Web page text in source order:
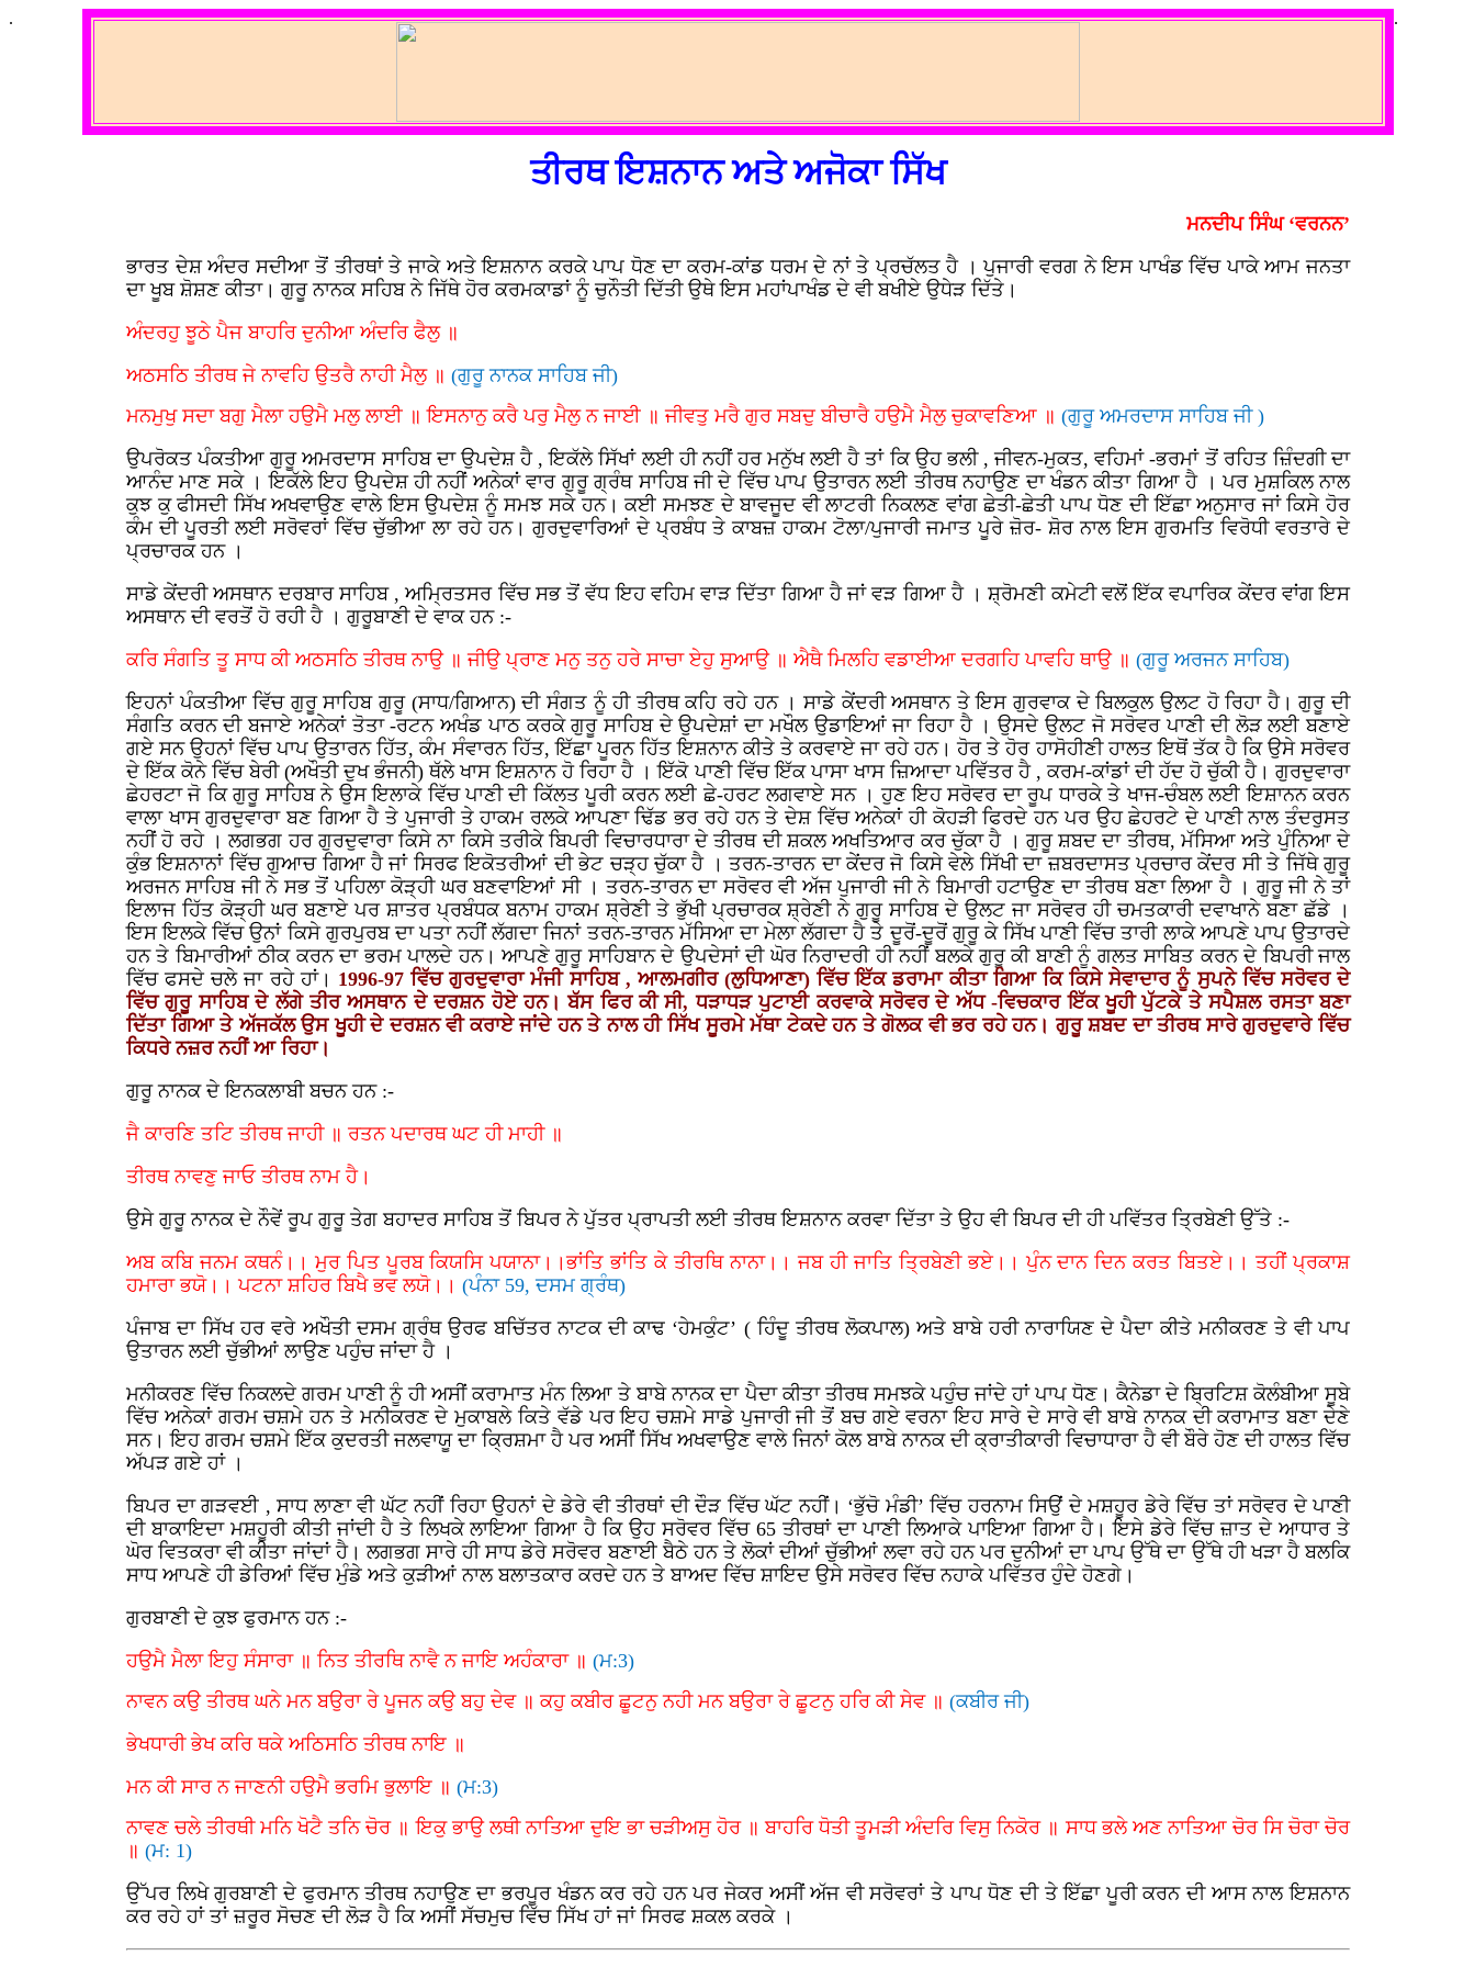
.
ਤੀਰਥ ਇਸ਼ਨਾਨ ਅਤੇ ਅਜੋਕਾ ਸਿੱਖ
ਮਨਦੀਪ ਸਿੰਘ ‘ਵਰਨਨ’
ਭਾਰਤ ਦੇਸ਼ ਅੰਦਰ ਸਦੀਆ ਤੋਂ ਤੀਰਥਾਂ ਤੇ ਜਾਕੇ ਅਤੇ ਇਸ਼ਨਾਨ ਕਰਕੇ ਪਾਪ ਧੋਣ ਦਾ ਕਰਮ-ਕਾਂਡ ਧਰਮ ਦੇ ਨਾਂ ਤੇ ਪ੍ਰਚੱਲਤ ਹੈ । ਪੁਜਾਰੀ ਵਰਗ ਨੇ ਇਸ ਪਾਖੰਡ ਵਿੱਚ ਪਾਕੇ ਆਮ ਜਨਤਾ
ਦਾ ਖੂਬ ਸ਼ੋਸ਼ਣ ਕੀਤਾ। ਗੁਰੂ ਨਾਨਕ ਸਹਿਬ ਨੇ ਜਿੱਥੇ ਹੋਰ ਕਰਮਕਾਡਾਂ ਨੂੰ ਚੁਨੌਤੀ ਦਿੱਤੀ ਉਥੇ ਇਸ ਮਹਾਂਪਾਖੰਡ ਦੇ ਵੀ ਬਖੀਏ ਉਧੇੜ ਦਿੱਤੇ।
ਅੰਦਰਹੁ ਝੂਠੇ ਪੈਜ ਬਾਹਰਿ ਦੁਨੀਆ ਅੰਦਰਿ ਫੈਲੁ ॥
ਅਠਸਠਿ ਤੀਰਥ ਜੇ ਨਾਵਹਿ ਉਤਰੈ ਨਾਹੀ ਮੈਲੁ ॥ (ਗੁਰੂ ਨਾਨਕ ਸਾਹਿਬ ਜੀ)
ਮਨਮੁਖੁ ਸਦਾ ਬਗੁ ਮੈਲਾ ਹਉਮੈ ਮਲੁ ਲਾਈ ॥ ਇਸਨਾਨੁ ਕਰੈ ਪਰੁ ਮੈਲੁ ਨ ਜਾਈ ॥ ਜੀਵਤੁ ਮਰੈ ਗੁਰ ਸਬਦੁ ਬੀਚਾਰੈ ਹਉਮੈ ਮੈਲੁ ਚੁਕਾਵਣਿਆ ॥ (ਗੁਰੂ ਅਮਰਦਾਸ ਸਾਹਿਬ ਜੀ )
ਉਪਰੋਕਤ ਪੰਕਤੀਆ ਗੁਰੂ ਅਮਰਦਾਸ ਸਾਹਿਬ ਦਾ ਉਪਦੇਸ਼ ਹੈ , ਇਕੱਲੇ ਸਿੱਖਾਂ ਲਈ ਹੀ ਨਹੀਂ ਹਰ ਮਨੁੱਖ ਲਈ ਹੈ ਤਾਂ ਕਿ ਉਹ ਭਲੀ , ਜੀਵਨ-ਮੁਕਤ, ਵਹਿਮਾਂ -ਭਰਮਾਂ ਤੋਂ ਰਹਿਤ ਜ਼ਿੰਦਗੀ ਦਾ
ਆਨੰਦ ਮਾਣ ਸਕੇ । ਇਕੱਲੇ ਇਹ ਉਪਦੇਸ਼ ਹੀ ਨਹੀਂ ਅਨੇਕਾਂ ਵਾਰ ਗੁਰੂ ਗ੍ਰੰਥ ਸਾਹਿਬ ਜੀ ਦੇ ਵਿੱਚ ਪਾਪ ਉਤਾਰਨ ਲਈ ਤੀਰਥ ਨਹਾਉਣ ਦਾ ਖੰਡਨ ਕੀਤਾ ਗਿਆ ਹੈ । ਪਰ ਮੁਸ਼ਕਿਲ ਨਾਲ
ਕੁਝ ਕੁ ਫੀਸਦੀ ਸਿੱਖ ਅਖਵਾਉਣ ਵਾਲੇ ਇਸ ਉਪਦੇਸ਼ ਨੂੰ ਸਮਝ ਸਕੇ ਹਨ। ਕਈ ਸਮਝਣ ਦੇ ਬਾਵਜੂਦ ਵੀ ਲਾਟਰੀ ਨਿਕਲਣ ਵਾਂਗ ਛੇਤੀ-ਛੇਤੀ ਪਾਪ ਧੋਣ ਦੀ ਇੱਛਾ ਅਨੁਸਾਰ ਜਾਂ ਕਿਸੇ ਹੋਰ
ਕੰਮ ਦੀ ਪੂਰਤੀ ਲਈ ਸਰੋਵਰਾਂ ਵਿੱਚ ਚੁੱਭੀਆ ਲਾ ਰਹੇ ਹਨ। ਗੁਰਦੁਵਾਰਿਆਂ ਦੇ ਪ੍ਰਬੰਧ ਤੇ ਕਾਬਜ਼ ਹਾਕਮ ਟੋਲਾ/ਪੁਜਾਰੀ ਜਮਾਤ ਪੂਰੇ ਜ਼ੋਰ- ਸ਼ੋਰ ਨਾਲ ਇਸ ਗੁਰਮਤਿ ਵਿਰੋਧੀ ਵਰਤਾਰੇ ਦੇ
ਪ੍ਰਚਾਰਕ ਹਨ ।
ਸਾਡੇ ਕੇਂਦਰੀ ਅਸਥਾਨ ਦਰਬਾਰ ਸਾਹਿਬ , ਅਮ੍ਰਿਤਸਰ ਵਿੱਚ ਸਭ ਤੋਂ ਵੱਧ ਇਹ ਵਹਿਮ ਵਾੜ ਦਿੱਤਾ ਗਿਆ ਹੈ ਜਾਂ ਵੜ ਗਿਆ ਹੈ । ਸ਼੍ਰੋਮਣੀ ਕਮੇਟੀ ਵਲੋਂ ਇੱਕ ਵਪਾਰਿਕ ਕੇਂਦਰ ਵਾਂਗ ਇਸ
ਅਸਥਾਨ ਦੀ ਵਰਤੋਂ ਹੋ ਰਹੀ ਹੈ । ਗੁਰੂਬਾਣੀ ਦੇ ਵਾਕ ਹਨ :-
ਕਰਿ ਸੰਗਤਿ ਤੂ ਸਾਧ ਕੀ ਅਠਸਠਿ ਤੀਰਥ ਨਾਉ ॥ ਜੀਉ ਪ੍ਰਾਣ ਮਨੁ ਤਨੁ ਹਰੇ ਸਾਚਾ ਏਹੁ ਸੁਆਉ ॥ ਐਥੈ ਮਿਲਹਿ ਵਡਾਈਆ ਦਰਗਹਿ ਪਾਵਹਿ ਥਾਉ ॥ (ਗੁਰੂ ਅਰਜਨ ਸਾਹਿਬ)
ਇਹਨਾਂ ਪੰਕਤੀਆ ਵਿੱਚ ਗੁਰੂ ਸਾਹਿਬ ਗੁਰੂ (ਸਾਧ/ਗਿਆਨ) ਦੀ ਸੰਗਤ ਨੂੰ ਹੀ ਤੀਰਥ ਕਹਿ ਰਹੇ ਹਨ । ਸਾਡੇ ਕੇਂਦਰੀ ਅਸਥਾਨ ਤੇ ਇਸ ਗੁਰਵਾਕ ਦੇ ਬਿਲਕੁਲ ਉਲਟ ਹੋ ਰਿਹਾ ਹੈ। ਗੁਰੂ ਦੀ
ਸੰਗਤਿ ਕਰਨ ਦੀ ਬਜਾਏ ਅਨੇਕਾਂ ਤੋਤਾ -ਰਟਨ ਅਖੰਡ ਪਾਠ ਕਰਕੇ ਗੁਰੂ ਸਾਹਿਬ ਦੇ ਉਪਦੇਸ਼ਾਂ ਦਾ ਮਖੌਲ ਉਡਾਇਆਂ ਜਾ ਰਿਹਾ ਹੈ । ਉਸਦੇ ਉਲਟ ਜੋ ਸਰੋਵਰ ਪਾਣੀ ਦੀ ਲੋੜ ਲਈ ਬਣਾਏ
ਗਏ ਸਨ ਉਹਨਾਂ ਵਿੱਚ ਪਾਪ ਉਤਾਰਨ ਹਿੱਤ, ਕੰਮ ਸੰਵਾਰਨ ਹਿੱਤ, ਇੱਛਾ ਪੂਰਨ ਹਿੱਤ ਇਸ਼ਨਾਨ ਕੀਤੇ ਤੇ ਕਰਵਾਏ ਜਾ ਰਹੇ ਹਨ। ਹੋਰ ਤੇ ਹੋਰ ਹਾਸੋਹੀਣੀ ਹਾਲਤ ਇਥੋਂ ਤੱਕ ਹੈ ਕਿ ਉਸੇ ਸਰੋਵਰ
ਦੇ ਇੱਕ ਕੋਨੇ ਵਿੱਚ ਬੇਰੀ (ਅਖੌਤੀ ਦੁਖ ਭੰਜਨੀ) ਥੱਲੇ ਖਾਸ ਇਸ਼ਨਾਨ ਹੋ ਰਿਹਾ ਹੈ । ਇੱਕੋ ਪਾਣੀ ਵਿੱਚ ਇੱਕ ਪਾਸਾ ਖਾਸ ਜ਼ਿਆਦਾ ਪਵਿੱਤਰ ਹੈ , ਕਰਮ-ਕਾਂਡਾਂ ਦੀ ਹੱਦ ਹੋ ਚੁੱਕੀ ਹੈ। ਗੁਰਦੁਵਾਰਾ
ਛੇਹਰਟਾ ਜੋ ਕਿ ਗੁਰੂ ਸਾਹਿਬ ਨੇ ਉਸ ਇਲਾਕੇ ਵਿੱਚ ਪਾਣੀ ਦੀ ਕਿੱਲਤ ਪੂਰੀ ਕਰਨ ਲਈ ਛੇ-ਹਰਟ ਲਗਵਾਏ ਸਨ । ਹੁਣ ਇਹ ਸਰੋਵਰ ਦਾ ਰੂਪ ਧਾਰਕੇ ਤੇ ਖਾਜ-ਚੰਬਲ ਲਈ ਇਸ਼ਾਨਨ ਕਰਨ
ਵਾਲਾ ਖਾਸ ਗੁਰਦੁਵਾਰਾ ਬਣ ਗਿਆ ਹੈ ਤੇ ਪੁਜਾਰੀ ਤੇ ਹਾਕਮ ਰਲਕੇ ਆਪਣਾ ਢਿੱਡ ਭਰ ਰਹੇ ਹਨ ਤੇ ਦੇਸ਼ ਵਿੱਚ ਅਨੇਕਾਂ ਹੀ ਕੋਹੜੀ ਫਿਰਦੇ ਹਨ ਪਰ ਉਹ ਛੇਹਰਟੇ ਦੇ ਪਾਣੀ ਨਾਲ ਤੰਦਰੁਸਤ
ਨਹੀਂ ਹੋ ਰਹੇ । ਲਗਭਗ ਹਰ ਗੁਰਦੁਵਾਰਾ ਕਿਸੇ ਨਾ ਕਿਸੇ ਤਰੀਕੇ ਬਿਪਰੀ ਵਿਚਾਰਧਾਰਾ ਦੇ ਤੀਰਥ ਦੀ ਸ਼ਕਲ ਅਖਤਿਆਰ ਕਰ ਚੁੱਕਾ ਹੈ । ਗੁਰੂ ਸ਼ਬਦ ਦਾ ਤੀਰਥ, ਮੱਸਿਆ ਅਤੇ ਪੁੰਨਿਆ ਦੇ
ਕੁੰਭ ਇਸ਼ਨਾਨਾਂ ਵਿੱਚ ਗੁਆਚ ਗਿਆ ਹੈ ਜਾਂ ਸਿਰਫ ਇਕੋਤਰੀਆਂ ਦੀ ਭੇਟ ਚੜ੍ਹ ਚੁੱਕਾ ਹੈ । ਤਰਨ-ਤਾਰਨ ਦਾ ਕੇਂਦਰ ਜੋ ਕਿਸੇ ਵੇਲੇ ਸਿੱਖੀ ਦਾ ਜ਼ਬਰਦਾਸਤ ਪ੍ਰਚਾਰ ਕੇਂਦਰ ਸੀ ਤੇ ਜਿੱਥੇ ਗੁਰੂ
ਅਰਜਨ ਸਾਹਿਬ ਜੀ ਨੇ ਸਭ ਤੋਂ ਪਹਿਲਾ ਕੋੜ੍ਹੀ ਘਰ ਬਣਵਾਇਆਂ ਸੀ । ਤਰਨ-ਤਾਰਨ ਦਾ ਸਰੋਵਰ ਵੀ ਅੱਜ ਪੁਜਾਰੀ ਜੀ ਨੇ ਬਿਮਾਰੀ ਹਟਾਉਣ ਦਾ ਤੀਰਥ ਬਣਾ ਲਿਆ ਹੈ । ਗੁਰੂ ਜੀ ਨੇ ਤਾਂ
ਇਲਾਜ ਹਿੱਤ ਕੋੜ੍ਹੀ ਘਰ ਬਣਾਏ ਪਰ ਸ਼ਾਤਰ ਪ੍ਰਬੰਧਕ ਬਨਾਮ ਹਾਕਮ ਸ਼੍ਰੇਣੀ ਤੇ ਭੁੱਖੀ ਪ੍ਰਚਾਰਕ ਸ਼੍ਰੇਣੀ ਨੇ ਗੁਰੂ ਸਾਹਿਬ ਦੇ ਉਲਟ ਜਾ ਸਰੋਵਰ ਹੀ ਚਮਤਕਾਰੀ ਦਵਾਖਾਨੇ ਬਣਾ ਛੱਡੇ ।
ਇਸ ਇਲਕੇ ਵਿੱਚ ਉਨਾਂ ਕਿਸੇ ਗੁਰਪੁਰਬ ਦਾ ਪਤਾ ਨਹੀਂ ਲੱਗਦਾ ਜਿਨਾਂ ਤਰਨ-ਤਾਰਨ ਮੱਸਿਆ ਦਾ ਮੇਲਾ ਲੱਗਦਾ ਹੈ ਤੇ ਦੂਰੋਂ-ਦੂਰੋਂ ਗੁਰੂ ਕੇ ਸਿੱਖ ਪਾਣੀ ਵਿੱਚ ਤਾਰੀ ਲਾਕੇ ਆਪਣੇ ਪਾਪ ਉਤਾਰਦੇ
ਹਨ ਤੇ ਬਿਮਾਰੀਆਂ ਠੀਕ ਕਰਨ ਦਾ ਭਰਮ ਪਾਲਦੇ ਹਨ। ਆਪਣੇ ਗੁਰੂ ਸਾਹਿਬਾਨ ਦੇ ਉਪਦੇਸਾਂ ਦੀ ਘੋਰ ਨਿਰਾਦਰੀ ਹੀ ਨਹੀਂ ਬਲਕੇ ਗੁਰੂ ਕੀ ਬਾਣੀ ਨੂੰ ਗਲਤ ਸਾਬਿਤ ਕਰਨ ਦੇ ਬਿਪਰੀ ਜਾਲ
ਵਿੱਚ ਫਸਦੇ ਚਲੇ ਜਾ ਰਹੇ ਹਾਂ। 1996-97 ਵਿੱਚ ਗੁਰਦੁਵਾਰਾ ਮੰਜੀ ਸਾਹਿਬ , ਆਲਮਗੀਰ (ਲੁਧਿਆਣਾ) ਵਿੱਚ ਇੱਕ ਡਰਾਮਾ ਕੀਤਾ ਗਿਆ ਕਿ ਕਿਸੇ ਸੇਵਾਦਾਰ ਨੂੰ ਸੁਪਨੇ ਵਿੱਚ ਸਰੋਵਰ ਦੇ
ਵਿੱਚ ਗੁਰੂ ਸਾਹਿਬ ਦੇ ਲੱਗੇ ਤੀਰ ਅਸਥਾਨ ਦੇ ਦਰਸ਼ਨ ਹੋਏ ਹਨ। ਬੱਸ ਫਿਰ ਕੀ ਸੀ, ਧੜਾਧੜ ਪੁਟਾਈ ਕਰਵਾਕੇ ਸਰੋਵਰ ਦੇ ਅੱਧ -ਵਿਚਕਾਰ ਇੱਕ ਖੂਹੀ ਪੁੱਟਕੇ ਤੇ ਸਪੈਸ਼ਲ ਰਸਤਾ ਬਣਾ
ਦਿੱਤਾ ਗਿਆ ਤੇ ਅੱਜਕੱਲ ਉਸ ਖੂਹੀ ਦੇ ਦਰਸ਼ਨ ਵੀ ਕਰਾਏ ਜਾਂਦੇ ਹਨ ਤੇ ਨਾਲ ਹੀ ਸਿੱਖ ਸੂਰਮੇ ਮੱਥਾ ਟੇਕਦੇ ਹਨ ਤੇ ਗੋਲਕ ਵੀ ਭਰ ਰਹੇ ਹਨ। ਗੁਰੂ ਸ਼ਬਦ ਦਾ ਤੀਰਥ ਸਾਰੇ ਗੁਰਦੁਵਾਰੇ ਵਿੱਚ
ਕਿਧਰੇ ਨਜ਼ਰ ਨਹੀਂ ਆ ਰਿਹਾ।
ਗੁਰੂ ਨਾਨਕ ਦੇ ਇਨਕਲਾਬੀ ਬਚਨ ਹਨ :-
ਜੈ ਕਾਰਣਿ ਤਟਿ ਤੀਰਥ ਜਾਹੀ ॥ ਰਤਨ ਪਦਾਰਥ ਘਟ ਹੀ ਮਾਹੀ ॥
ਤੀਰਥ ਨਾਵਣੁ ਜਾਓ ਤੀਰਥ ਨਾਮ ਹੈ।
ਉਸੇ ਗੁਰੂ ਨਾਨਕ ਦੇ ਨੌਵੇਂ ਰੂਪ ਗੁਰੂ ਤੇਗ ਬਹਾਦਰ ਸਾਹਿਬ ਤੋਂ ਬਿਪਰ ਨੇ ਪੁੱਤਰ ਪ੍ਰਾਪਤੀ ਲਈ ਤੀਰਥ ਇਸ਼ਨਾਨ ਕਰਵਾ ਦਿੱਤਾ ਤੇ ਉਹ ਵੀ ਬਿਪਰ ਦੀ ਹੀ ਪਵਿੱਤਰ ਤ੍ਰਿਬੇਣੀ ਉੱਤੇ :-
ਅਬ ਕਬਿ ਜਨਮ ਕਥਨੰ।। ਮੁਰ ਪਿਤ ਪੂਰਬ ਕਿਯਸਿ ਪਯਾਨਾ।।ਭਾਂਤਿ ਭਾਂਤਿ ਕੇ ਤੀਰਥਿ ਨਾਨਾ।। ਜਬ ਹੀ ਜਾਤਿ ਤ੍ਰਿਬੇਣੀ ਭਏ।। ਪੁੰਨ ਦਾਨ ਦਿਨ ਕਰਤ ਬਿਤਏ।। ਤਹੀਂ ਪ੍ਰਕਾਸ਼
ਹਮਾਰਾ ਭਯੋ।। ਪਟਨਾ ਸ਼ਹਿਰ ਬਿਖੈ ਭਵ ਲਯੋ।। (ਪੰਨਾ 59, ਦਸਮ ਗ੍ਰੰਥ)
ਪੰਜਾਬ ਦਾ ਸਿੱਖ ਹਰ ਵਰੇ ਅਖੌਤੀ ਦਸਮ ਗ੍ਰੰਥ ਉਰਫ ਬਚਿੱਤਰ ਨਾਟਕ ਦੀ ਕਾਢ ‘ਹੇਮਕੁੰਟ’ ( ਹਿੰਦੂ ਤੀਰਥ ਲੋਕਪਾਲ) ਅਤੇ ਬਾਬੇ ਹਰੀ ਨਾਰਾਯਿਣ ਦੇ ਪੈਦਾ ਕੀਤੇ ਮਨੀਕਰਣ ਤੇ ਵੀ ਪਾਪ
ਉਤਾਰਨ ਲਈ ਚੁੱਭੀਆਂ ਲਾਉਣ ਪਹੁੰਚ ਜਾਂਦਾ ਹੈ ।
ਮਨੀਕਰਣ ਵਿੱਚ ਨਿਕਲਦੇ ਗਰਮ ਪਾਣੀ ਨੂੰ ਹੀ ਅਸੀਂ ਕਰਾਮਾਤ ਮੰਨ ਲਿਆ ਤੇ ਬਾਬੇ ਨਾਨਕ ਦਾ ਪੈਦਾ ਕੀਤਾ ਤੀਰਥ ਸਮਝਕੇ ਪਹੁੰਚ ਜਾਂਦੇ ਹਾਂ ਪਾਪ ਧੋਣ। ਕੈਨੇਡਾ ਦੇ ਬ੍ਰਿਟਿਸ਼ ਕੋਲੰਬੀਆ ਸੂਬੇ
ਵਿੱਚ ਅਨੇਕਾਂ ਗਰਮ ਚਸ਼ਮੇ ਹਨ ਤੇ ਮਨੀਕਰਣ ਦੇ ਮੁਕਾਬਲੇ ਕਿਤੇ ਵੱਡੇ ਪਰ ਇਹ ਚਸ਼ਮੇ ਸਾਡੇ ਪੁਜਾਰੀ ਜੀ ਤੋਂ ਬਚ ਗਏ ਵਰਨਾ ਇਹ ਸਾਰੇ ਦੇ ਸਾਰੇ ਵੀ ਬਾਬੇ ਨਾਨਕ ਦੀ ਕਰਾਮਾਤ ਬਣਾ ਦੇਣੇ
ਸਨ। ਇਹ ਗਰਮ ਚਸ਼ਮੇ ਇੱਕ ਕੁਦਰਤੀ ਜਲਵਾਯੂ ਦਾ ਕ੍ਰਿਸ਼ਮਾ ਹੈ ਪਰ ਅਸੀਂ ਸਿੱਖ ਅਖਵਾਉਣ ਵਾਲੇ ਜਿਨਾਂ ਕੋਲ ਬਾਬੇ ਨਾਨਕ ਦੀ ਕ੍ਰਾਤੀਕਾਰੀ ਵਿਚਾਧਾਰਾ ਹੈ ਵੀ ਬੌਰੇ ਹੋਣ ਦੀ ਹਾਲਤ ਵਿੱਚ
ਅੱਪੜ ਗਏ ਹਾਂ ।
ਬਿਪਰ ਦਾ ਗੜਵਈ , ਸਾਧ ਲਾਣਾ ਵੀ ਘੱਟ ਨਹੀਂ ਰਿਹਾ ਉਹਨਾਂ ਦੇ ਡੇਰੇ ਵੀ ਤੀਰਥਾਂ ਦੀ ਦੌੜ ਵਿੱਚ ਘੱਟ ਨਹੀਂ। ‘ਭੁੱਚੋ ਮੰਡੀ’ ਵਿੱਚ ਹਰਨਾਮ ਸਿਉਂ ਦੇ ਮਸ਼ਹੂਰ ਡੇਰੇ ਵਿੱਚ ਤਾਂ ਸਰੋਵਰ ਦੇ ਪਾਣੀ
ਦੀ ਬਾਕਾਇਦਾ ਮਸ਼ਹੂਰੀ ਕੀਤੀ ਜਾਂਦੀ ਹੈ ਤੇ ਲਿਖਕੇ ਲਾਇਆ ਗਿਆ ਹੈ ਕਿ ਉਹ ਸਰੋਵਰ ਵਿੱਚ 65 ਤੀਰਥਾਂ ਦਾ ਪਾਣੀ ਲਿਆਕੇ ਪਾਇਆ ਗਿਆ ਹੈ। ਇਸੇ ਡੇਰੇ ਵਿੱਚ ਜ਼ਾਤ ਦੇ ਆਧਾਰ ਤੇ
ਘੋਰ ਵਿਤਕਰਾ ਵੀ ਕੀਤਾ ਜਾਂਦਾਂ ਹੈ। ਲਗਭਗ ਸਾਰੇ ਹੀ ਸਾਧ ਡੇਰੇ ਸਰੋਵਰ ਬਣਾਈ ਬੈਠੇ ਹਨ ਤੇ ਲੋਕਾਂ ਦੀਆਂ ਚੁੱਭੀਆਂ ਲਵਾ ਰਹੇ ਹਨ ਪਰ ਦੁਨੀਆਂ ਦਾ ਪਾਪ ਉੱਥੇ ਦਾ ਉੱਥੇ ਹੀ ਖੜਾ ਹੈ ਬਲਕਿ
ਸਾਧ ਆਪਣੇ ਹੀ ਡੇਰਿਆਂ ਵਿੱਚ ਮੁੰਡੇ ਅਤੇ ਕੁੜੀਆਂ ਨਾਲ ਬਲਾਤਕਾਰ ਕਰਦੇ ਹਨ ਤੇ ਬਾਅਦ ਵਿੱਚ ਸ਼ਾਇਦ ਉਸੇ ਸਰੋਵਰ ਵਿੱਚ ਨਹਾਕੇ ਪਵਿੱਤਰ ਹੁੰਦੇ ਹੋਣਗੇ।
ਗੁਰਬਾਣੀ ਦੇ ਕੁਝ ਫੁਰਮਾਨ ਹਨ :-
ਹਉਮੈ ਮੈਲਾ ਇਹੁ ਸੰਸਾਰਾ ॥ ਨਿਤ ਤੀਰਥਿ ਨਾਵੈ ਨ ਜਾਇ ਅਹੰਕਾਰਾ ॥ (ਮ:3)
ਨਾਵਨ ਕਉ ਤੀਰਥ ਘਨੇ ਮਨ ਬਉਰਾ ਰੇ ਪੂਜਨ ਕਉ ਬਹੁ ਦੇਵ ॥ ਕਹੁ ਕਬੀਰ ਛੂਟਨੁ ਨਹੀ ਮਨ ਬਉਰਾ ਰੇ ਛੂਟਨੁ ਹਰਿ ਕੀ ਸੇਵ ॥ (ਕਬੀਰ ਜੀ)
ਭੇਖਧਾਰੀ ਭੇਖ ਕਰਿ ਥਕੇ ਅਠਿਸਠਿ ਤੀਰਥ ਨਾਇ ॥
ਮਨ ਕੀ ਸਾਰ ਨ ਜਾਣਨੀ ਹਉਮੈ ਭਰਮਿ ਭੁਲਾਇ ॥ (ਮ:3)
ਨਾਵਣ ਚਲੇ ਤੀਰਥੀ ਮਨਿ ਖੋਟੈ ਤਨਿ ਚੋਰ ॥ ਇਕੁ ਭਾਉ ਲਥੀ ਨਾਤਿਆ ਦੁਇ ਭਾ ਚੜੀਅਸੁ ਹੋਰ ॥ ਬਾਹਰਿ ਧੋਤੀ ਤੂਮੜੀ ਅੰਦਰਿ ਵਿਸੁ ਨਿਕੋਰ ॥ ਸਾਧ ਭਲੇ ਅਣ ਨਾਤਿਆ ਚੋਰ ਸਿ ਚੋਰਾ ਚੋਰ
॥ (ਮ: 1)
ਉੱਪਰ ਲਿਖੇ ਗੁਰਬਾਣੀ ਦੇ ਫੁਰਮਾਨ ਤੀਰਥ ਨਹਾਉਣ ਦਾ ਭਰਪੂਰ ਖੰਡਨ ਕਰ ਰਹੇ ਹਨ ਪਰ ਜੇਕਰ ਅਸੀਂ ਅੱਜ ਵੀ ਸਰੋਵਰਾਂ ਤੇ ਪਾਪ ਧੋਣ ਦੀ ਤੇ ਇੱਛਾ ਪੂਰੀ ਕਰਨ ਦੀ ਆਸ ਨਾਲ ਇਸ਼ਨਾਨ
ਕਰ ਰਹੇ ਹਾਂ ਤਾਂ ਜ਼ਰੂਰ ਸੋਚਣ ਦੀ ਲੋੜ ਹੈ ਕਿ ਅਸੀਂ ਸੱਚਮੁਚ ਵਿੱਚ ਸਿੱਖ ਹਾਂ ਜਾਂ ਸਿਰਫ ਸ਼ਕਲ ਕਰਕੇ ।
.